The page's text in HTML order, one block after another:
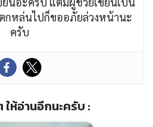
กหล่นไปก็ขออภัยล่วงหน้านะ
ครับ
ให้อ่านอีกนะครับ :